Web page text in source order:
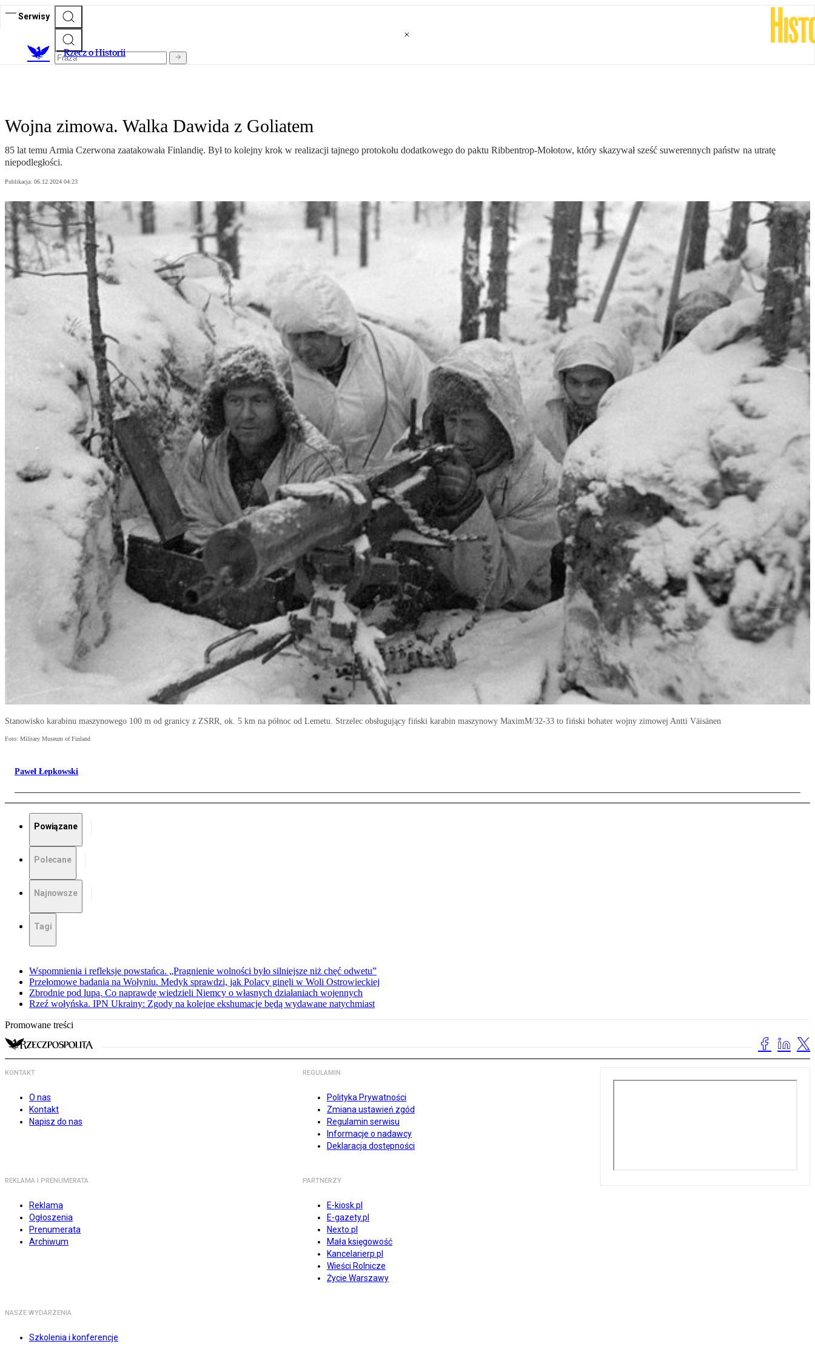
Serwisy
Rzecz o Historii
Wojna zimowa. Walka Dawida z Goliatem
85 lat temu Armia Czerwona zaatakowała Finlandię. Był to kolejny krok w realizacji tajnego protokołu dodatkowego do paktu Ribbentrop-Mołotow, który skazywał sześć suwerennych państw na utratę
niepodległości.
Publikacja: 06.12.2024 04:23
Stanowisko karabinu maszynowego 100 m od granicy z ZSRR, ok. 5 km na północ od Lemetu. Strzelec obsługujący fiński karabin maszynowy MaximM/32-33 to fiński bohater wojny zimowej Antti Väisänen
Foto: Military Museum of Finland
Paweł Łepkowski
Powiązane
Polecane
Najnowsze
Tagi
Wspomnienia i refleksje powstańca. „Pragnienie wolności było silniejsze niż chęć odwetu”
Przełomowe badania na Wołyniu. Medyk sprawdzi, jak Polacy ginęli w Woli Ostrowieckiej
Zbrodnie pod lupą. Co naprawdę wiedzieli Niemcy o własnych działaniach wojennych
Rzeź wołyńska. IPN Ukrainy: Zgody na kolejne ekshumacje będą wydawane natychmiast
Promowane treści
KONTAKT
O nas
Kontakt
Napisz do nas
REGULAMIN
Polityka Prywatności
Zmiana ustawień zgód
Regulamin serwisu
Informacje o nadawcy
Deklaracja dostępności
REKLAMA I PRENUMERATA
Reklama
Ogłoszenia
Prenumerata
Archiwum
PARTNERZY
E-kiosk.pl
E-gazety.pl
Nexto.pl
Mała księgowość
Kancelarierp.pl
Wieści Rolnicze
Życie Warszawy
NASZE WYDARZENIA
Szkolenia i konferencje